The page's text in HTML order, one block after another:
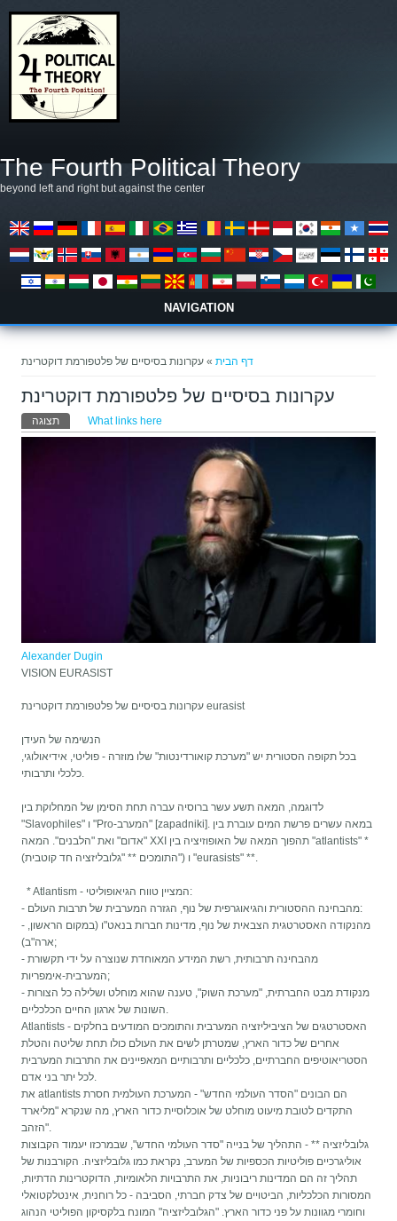
The Fourth Political Theory
beyond left and right but against the center
NAVIGATION
דף הבית» עקרונות בסיסיים של פלטפורמת דוקטרינת
עקרונות בסיסיים של פלטפורמת דוקטרינת
לשוניות ראשיות
תצוגה (לשונית פעילה)
What links here
Alexander Dugin
VISION EURASIST
עקרונות בסיסיים של פלטפורמת דוקטרינת eurasist
הנשימה של העידן
בכל תקופה הסטורית יש "מערכת קואורדינטות" שלו מוזרה - פוליטי, אידיאולוגי,
לדוגמה, המאה תשע עשר ברוסיה עברה תחת הסימן של המחלוקת בין
"Slavophiles" ו "Pro-המערב" [zapadniki]. במאה עשרים פרשת המים עוברת בין
"אדום" ואת "הלבנים". המאה XXI תהפוך המאה של האופוזיציה בין "atlantists" *
(התומכים ** "גלובליזציה חד קוטבית") ו "eurasists" **.
* Atlantism - המציין טווח הגיאופוליטי:
- מהבחינה ההסטורית והגיאוגרפית של נוף, הגזרה המערבית של תרבות העולם:
- מהנקודה האסטרטגית הצבאית של נוף, מדינות חברות בנאט"ו (במקום הראשון,
ארה"ב);
- מהבחינה תרבותית, רשת המידע המאוחדת שנוצרה על ידי תקשורת
המערבית-אימפריות;
- מנקודת מבט החברתית, "מערכת השוק", טענה שהוא מוחלט ושלילה כל הצורות
Atlantists - האסטרטגים של הציביליזציה המערבית והתומכים המודעים בחלקים
אחרים של כדור הארץ, שמטרתן לשים את העולם כולו תחת שליטה והטלת
הסטריאוטיפים החברתיים, כלכליים ותרבותיים המאפיינים את התרבות המערבית
את atlantists הם הבונים "הסדר העולמי החדש" - המערכת העולמית חסרת
התקדים לטובת מיעוט מוחלט של אוכלוסיית כדור הארץ, מה שנקרא "מליארד
הזהב".
גלובליזציה ** - התהליך של בנייה "סדר העולמי החדש", שבמרכזו יעמוד הקבוצות
אוליגרכיים פוליטיות הכספיות של המערב, נקראת כמו גלובליזציה. הקורבנות של
תהליך זה הם המדינות ריבוניות, את התרבויות הלאומיות, הדוקטרינות הדתיות,
המסורות הכלכליות, הביטויים של צדק חברתי, הסביבה - כל רוחנית, אינטלקטואלי
וחומרי מגוונות על פני כדור הארץ. "הגלובליזציה" המונח בלקסיקון הפוליטי הנהוג